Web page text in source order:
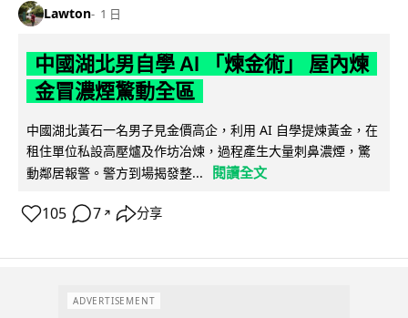
Lawton 1 日
中國湖北男自學 AI 「煉金術」 屋內煉
金冒濃煙驚動全區
中國湖北黃石一名男子見金價高企，利用 AI 自學提煉黃金，在
租住單位私設高壓爐及作坊冶煉，過程產生大量刺鼻濃煙，驚
動鄰居報警。警方到場揭發整...
閱讀全文
105 7 ↗ 分享
ADVERTISEMENT